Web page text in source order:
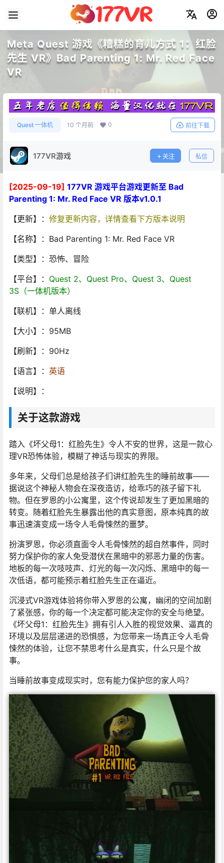
Meta Quest 游戏《糟糕的育儿方式 1：红脸
先生 VR》Bad Parenting 1: Mr. Red Face
VR
Quest 一体机 10 个月前 0 前往下载
177VR游戏 关注 私信
[2025-09-19] 177VR 游戏平台游戏更新至 Bad
Parenting 1: Mr. Red Face VR 版本v1.0.1
【更新】： 修复更新内容，详情查看下方版本说明
【名称】：Bad Parenting 1: Mr. Red Face VR
【类型】：恐怖、冒险
【平台】： Quest 2、Quest Pro、Quest 3、Quest
3S（一体机版本）
【联机】：单人离线
【大小】：95MB
【刷新】：90Hz
【语言】： 英语
【说明】：
关于这款游戏
踏入《坏父母1：红脸先生》令人不安的世界，这是一款心
理VR恐怖体验，模糊了神话与现实的界限。
多年来，父母们总是给孩子们讲红脸先生的睡前故事——
据说这个神秘人物会在深夜造访，给乖巧的孩子留下礼
物。但在罗恩的小公寓里，这个传说却发生了更加黑暗的
转变。随着红脸先生暴露出他的真实意图，原本纯真的故
事迅速演变成一场令人毛骨悚然的噩梦。
扮演罗恩，你必须直面令人毛骨悚然的超自然事件，同时
努力保护你的家人免受潜伏在黑暗中的邪恶力量的伤害。
地板的每一次吱吱声、灯光的每一次闪烁、黑暗中的每一
次低语，都可能预示着红脸先生正在逼近。
沉浸式VR游戏体验将你带入罗恩的公寓，幽闭的空间加剧
了紧张感，你的每一个决定都可能决定你的安全与绝望。
《坏父母1：红脸先生》拥有引人入胜的视觉效果、逼真的
环境以及层层递进的恐惧感，为您带来一场真正令人毛骨
悚然的体验，让您不禁思考什么是真实，什么只是个故
事。
当睡前故事变成现实时，您有能力保护您的家人吗？